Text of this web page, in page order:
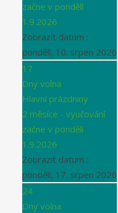
začne v pondělí
1.9.2026
Zobrazit datum :
pondělí, 10. srpen 2026
17
Dny volna
Hlavní prázdniny
2 měsíce - vyučování
začne v pondělí
1.9.2026
Zobrazit datum :
pondělí, 17. srpen 2026
24
Dny volna